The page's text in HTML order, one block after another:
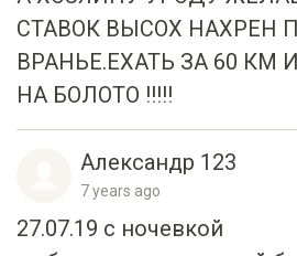
ВРАНЬЕ.ЕХАТЬ ЗА 60 КМ
НА БОЛОТО !!!!!
27.07.19 с ночевкой
рыбы там нет, в ванной
можно